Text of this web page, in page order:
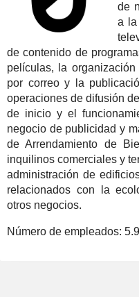
de
a la
de contenido de
películas, la
por correo y la
operaciones de difusión
de inicio y el
negocio de publicidad y
de Arrendamiento de
inquilinos comerciales y
administración de
relacionados con la
otros negocios.
Número de empleados: